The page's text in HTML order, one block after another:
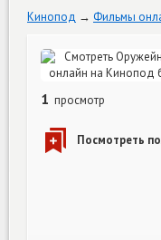
Кинопод Фильмы
1 просмотр